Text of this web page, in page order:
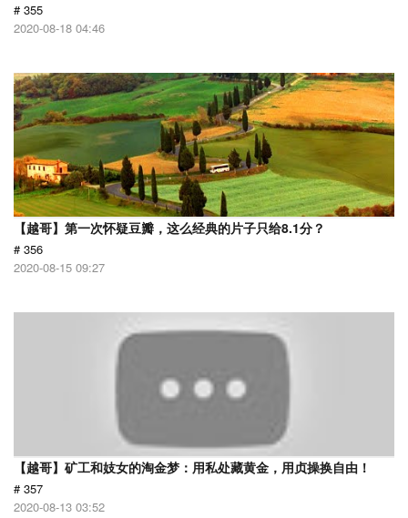
# 355
2020-08-18 04:46
【越哥】第一次怀疑豆瓣，这么经典的片子只给8.1分？
# 356
2020-08-15 09:27
【越哥】矿工和妓女的淘金梦：用私处藏黄金，用贞操换自由！
# 357
2020-08-13 03:52